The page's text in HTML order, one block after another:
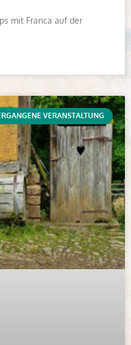
mit Franca auf der
VERANSTALTUNG